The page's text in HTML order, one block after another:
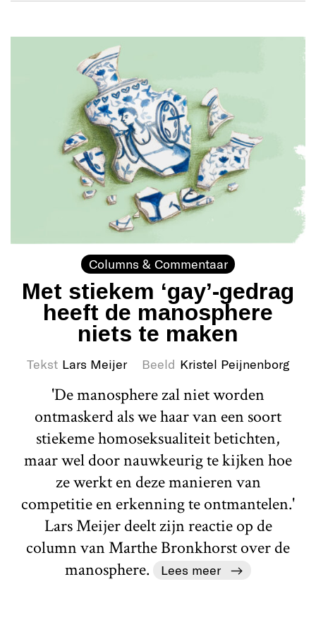
Columns & Commentaar
Met stiekem ‘gay’-gedrag
heeft de manosphere
niets te maken
Tekst Lars Meijer Beeld Kristel Peijnenborg
'De manosphere zal niet worden
ontmaskerd als we haar van een soort
stiekeme homoseksualiteit betichten,
maar wel door nauwkeurig te kijken hoe
ze werkt en deze manieren van
competitie en erkenning te ontmantelen.'
Lars Meijer deelt zijn reactie op de
column van Marthe Bronkhorst over de
manosphere.
Lees meer